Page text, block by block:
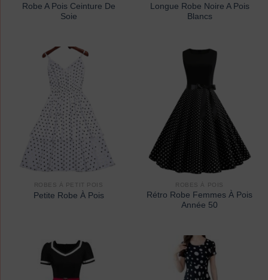
Robe A Pois Ceinture De
Soie
Longue Robe Noire A Pois
Blancs
ROBES À PETIT POIS
Petite Robe À Pois
ROBES À POIS
Rétro Robe Femmes À Pois
Année 50